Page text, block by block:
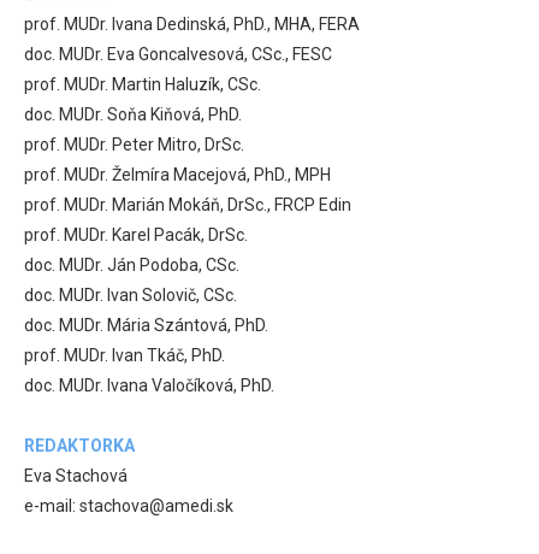
prof. MUDr. Ivana Dedinská, PhD., MHA, FERA
doc. MUDr. Eva Goncalvesová, CSc., FESC
prof. MUDr. Martin Haluzík, CSc.
doc. MUDr. Soňa Kiňová, PhD.
prof. MUDr. Peter Mitro, DrSc.
prof. MUDr. Želmíra Macejová, PhD., MPH
prof. MUDr. Marián Mokáň, DrSc., FRCP Edin
prof. MUDr. Karel Pacák, DrSc.
doc. MUDr. Ján Podoba, CSc.
doc. MUDr. Ivan Solovič, CSc.
doc. MUDr. Mária Szántová, PhD.
prof. MUDr. Ivan Tkáč, PhD.
doc. MUDr. Ivana Valočíková, PhD.
REDAKTORKA
Eva Stachová
e-mail: stachova@amedi.sk